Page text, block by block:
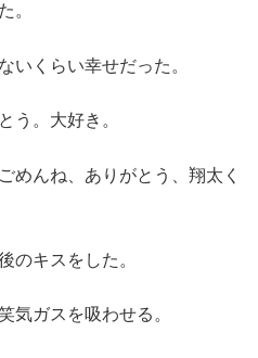
。
いくらい幸せだった。
う。大好き。
めんね、ありがとう、翔太く
のキスをした。
気ガスを吸わせる。